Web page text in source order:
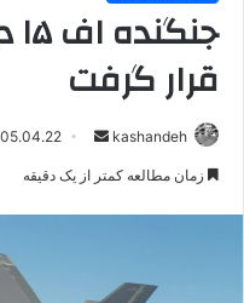
قرار گرفت
kashandeh
ارسال
زمان مطالعه کمتر از یک دقیقه